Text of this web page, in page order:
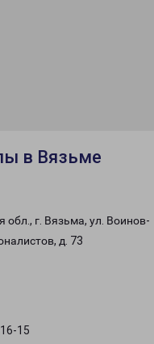
в Вязьме
обл., г. Вязьма, ул. Воинов-
д. 73
15